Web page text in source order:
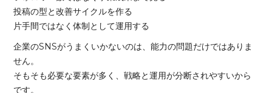
投稿の型と改善サイクルを作る
片手間ではなく体制として運用する
企業のSNSがうまくいかないのは、能力の問題だけではありま
せん。
そもそも必要な要素が多く、戦略と運用が分断されやすいから
です。